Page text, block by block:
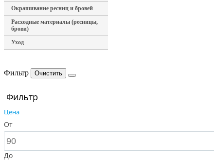
Окрашивание ресниц и бровей
Расходные материалы (ресницы,
брови)
Уход
Фильтр
Фильтр
Цена
От
До